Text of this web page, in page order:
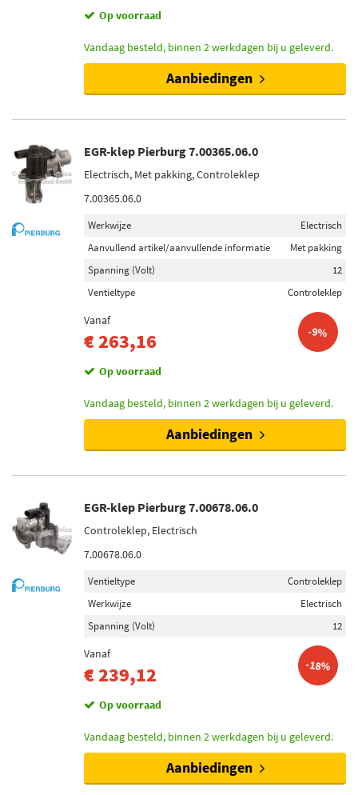
Op voorraad
Vandaag besteld, binnen 2 werkdagen bij u geleverd.
Aanbiedingen
EGR-klep Pierburg 7.00365.06.0
Electrisch, Met pakking, Controleklep
7.00365.06.0
Werkwijze
Electrisch
Aanvullend artikel/aanvullende informatie
Met pakking
Spanning (Volt)
12
Ventieltype
Controleklep
Vanaf
€ 263,16 -9%
Op voorraad
Vandaag besteld, binnen 2 werkdagen bij u geleverd.
Aanbiedingen
EGR-klep Pierburg 7.00678.06.0
Controleklep, Electrisch
7.00678.06.0
Ventieltype
Controleklep
Werkwijze
Electrisch
Spanning (Volt)
12
Vanaf
€ 239,12 -18%
Op voorraad
Vandaag besteld, binnen 2 werkdagen bij u geleverd.
Aanbiedingen